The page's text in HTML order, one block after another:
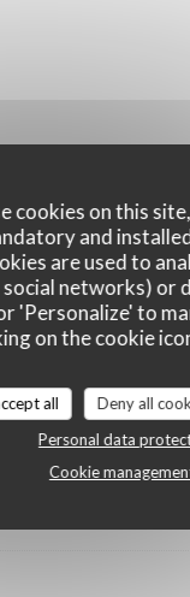
cookies on this
and
are used to
networks) or
'Personalize' to
on the cookie
all Deny all
Personal data
Cookie
de frites fraîches
de terre